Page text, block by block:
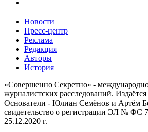
Новости
Пресс-центр
Реклама
Редакция
Авторы
История
«Совершенно Секретно» -
журналистских расследований. Издаётся
Основатели - Юлиан Семёнов и Артём
свидетельство о регистрации ЭЛ № ФС
25.12.2020 г.